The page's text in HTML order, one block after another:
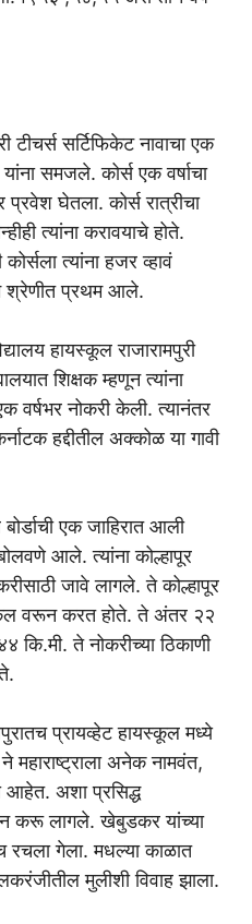
टीचर्स सर्टिफिकेट नावाचा एक
समजले. कोर्स एक वर्षाचा
प्रवेश घेतला. कोर्स रात्रीचा
त्यांना करावयाचे होते.
त्यांना हजर व्हावं
श्रेणीत प्रथम आले.
हायस्कूल राजारामपुरी
शिक्षक म्हणून त्यांना
वर्षभर नोकरी केली. त्यानंतर
हद्दीतील अक्कोळ या गावी
एक जाहिरात आली
आले. त्यांना कोल्हापूर
जावे लागले. ते कोल्हापूर
वरून करत होते. ते अंतर २२
ते नोकरीच्या ठिकाणी
प्रायव्हेट हायस्कूल मध्ये
महाराष्ट्राला अनेक नामवंत,
आहेत. अशा प्रसिद्ध
करू लागले. खेबुडकर यांच्या
रचला गेला. मधल्या काळात
मुलीशी विवाह झाला.